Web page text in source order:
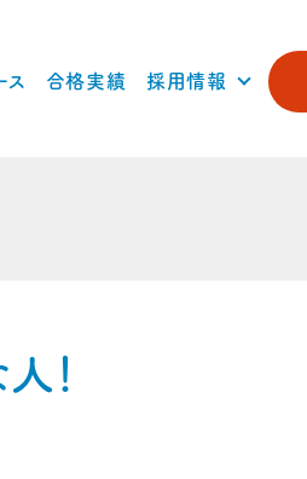
ス 合格実績 採用情報
！